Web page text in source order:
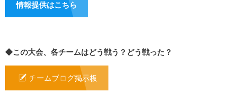
情報提供はこちら
◆この大会、各チームはどう戦う？どう戦った？
チームブログ掲示板